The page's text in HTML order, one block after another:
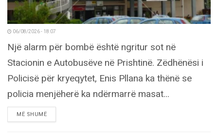
06/08/2026 - 18:07
Një alarm për bombë është ngritur sot në
Stacionin e Autobusëve në Prishtinë. Zëdhënësi i
Policisë për kryeqytet, Enis Pllana ka thënë se
policia menjëherë ka ndërmarrë masat...
MË SHUMËDETAILS